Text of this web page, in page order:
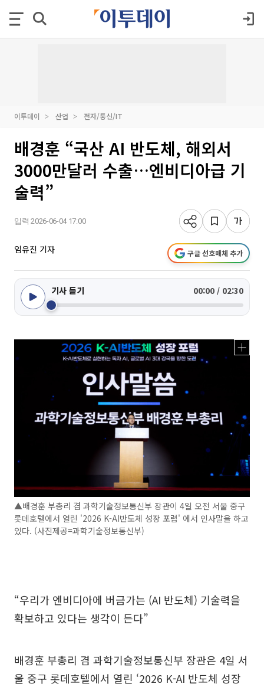
이투데이 산업 전자/통신/IT
배경훈 “국산 AI 반도체, 해외서
3000만달러 수출…엔비디아급 기
술력”
입력 2026-06-04 17:00
임유진 기자 구글 선호매체 추가
기사 듣기 00:00 / 02:30
▲배경훈 부총리 겸 과학기술정보통신부 장관이 4일 오전 서울 중구
롯데호텔에서 열린 '2026 K-AI반도체 성장 포럼' 에서 인사말을 하고
있다. (사진제공=과학기술정보통신부)
“우리가 엔비디아에 버금가는 (AI 반도체) 기술력을
확보하고 있다는 생각이 든다”
배경훈 부총리 겸 과학기술정보통신부 장관은 4일 서
울 중구 롯데호텔에서 열린 ‘2026 K-AI 반도체 성장